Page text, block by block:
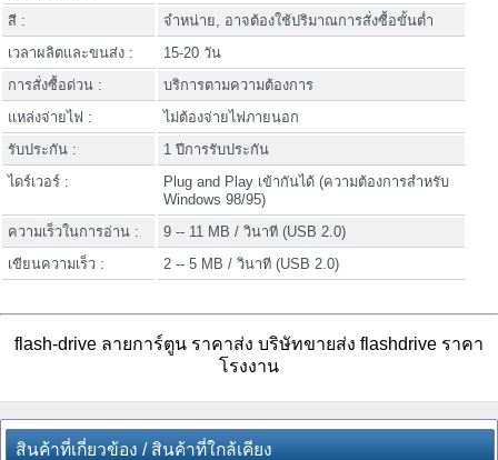
สี :
จำหน่าย, อาจต้องใช้ปริมาณการสั่งซื้อขั้นต่ำ
เวลาผลิตและขนส่ง :
15-20 วัน
การสั่งซื้อด่วน :
บริการตามความต้องการ
แหล่งจ่ายไฟ :
ไม่ต้องจ่ายไฟภายนอก
รับประกัน :
1 ปีการรับประกัน
ไดร์เวอร์ :
Plug and Play เข้ากันได้ (ความต้องการสำหรับ
Windows 98/95)
ความเร็วในการอ่าน :
9 -- 11 MB / วินาที (USB 2.0)
เขียนความเร็ว :
2 -- 5 MB / วินาที (USB 2.0)
flash-drive ลายการ์ตูน ราคาส่ง บริษัทขายส่ง flashdrive ราคา
โรงงาน
สินค้าที่เกี่ยวข้อง / สินค้าที่ใกล้เคียง